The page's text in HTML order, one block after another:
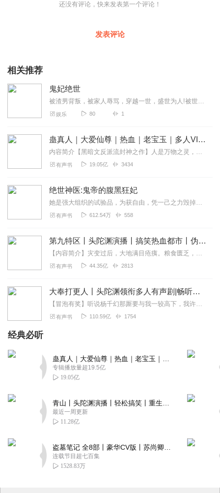
还没有评论，快来发表第一个评论！
发表评论
相关推荐
鬼妃绝世
被渣男背叛，被家人辱骂，穿越一世，盛世为人!被世人追杀辱骂没有他站在自己的身旁为她倾尽所有只为她一世安宁"妖儿到夫君这来""你再敢自称夫君我保证让你……"...
娱乐 80 1
蛊真人｜大爱仙尊｜热血｜老宝玉｜多人VIP免费有声剧
内容简介【黑暗文反派流封神之作】人是万物之灵，蛊是天地真精。一个穿越者不断重生的故事。一个养蛊、炼蛊、用蛊的奇特世界。配音组（男角色）老宝玉旁白...
有声书 19.05亿 3434
绝世神医:鬼帝的腹黑狂妃
她是强大组织的试验品，为获自由，凭一己之力毁掉整个组织。再睁眼，沦为人尽可欺的废物大小姐。父亲不慈，继母迫害，还被未婚夫和庶妹联手打入地狱！不曾想，一朝觉醒神医...
有声书 612.54万 558
第九特区丨头陀渊演播丨搞笑热血都市丨伪戒丨VIP免费多人有声剧
【内容简介】灾变过后，大地满目疮痍。粮食匮乏，资源紧俏，局势混乱……一位从待规划区杀出来的青年，背对着漫天黄沙，孤身来到九区谋生，却不曾想偶然结识三五好友，一念...
有声书 44.35亿 2813
大奉打更人丨头陀渊领衔多人有声剧|畅听全集|王鹤棣、田曦薇主演影视剧原著|卖报小郎君
【冒泡有奖】听说杨千幻那厮要与我一较高下，我许七安要开始装叉了！快进入声音播放页戳下方输入框，冒个泡偷偷告诉我，我要用哪些诗词才能胜过他？说得好的，有赏！202...
有声书 110.59亿 1754
经典必听
专辑播放量超19.5亿
19.05亿
最近一周更新
11.28亿
连载节目超七百集
1528.83万